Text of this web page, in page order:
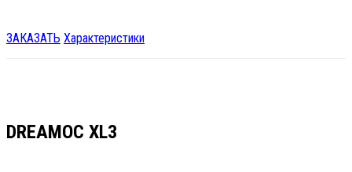
ЗАКАЗАТЬ Характеристики
DREAMOC XL3